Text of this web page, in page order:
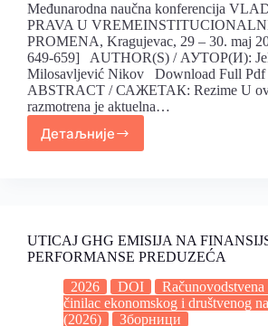
Međunarodna naučna konferencija
PRAVA U
PROMENA, Kragujevac, 29 – 30. maj
649-659] AUTHOR(S) / АУТОР(И):
Milosavljević Nikov Download Full
ABSTRACT / САЖЕТАК: Rezime U
razmotrena je aktuelna…
Детаљније
UTICAJ GHG EMISIJA NA
PERFORMANSE PREDUZEĆA
2026
DOI
činilac ekonomskog i društvenog
(2026)
Зборници